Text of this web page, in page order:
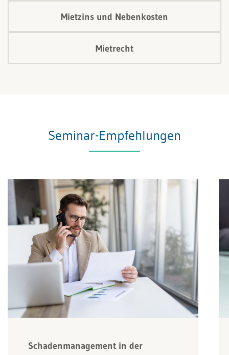
Mietzins und Nebenkosten
Mietrecht
Seminar-Empfehlungen
Schadenmanagement in der